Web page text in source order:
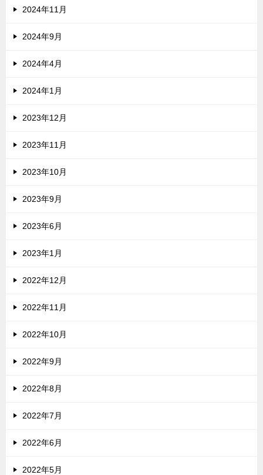
2024年11月
2024年9月
2024年4月
2024年1月
2023年12月
2023年11月
2023年10月
2023年9月
2023年6月
2023年1月
2022年12月
2022年11月
2022年10月
2022年9月
2022年8月
2022年7月
2022年6月
2022年5月